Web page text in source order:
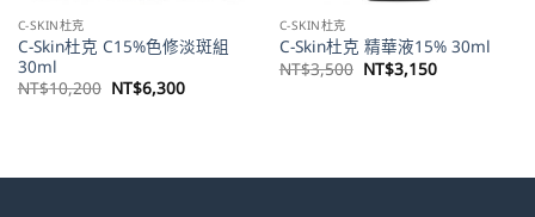
C-SKIN杜克
C-Skin杜克 C15%色修淡斑組
30ml
NT$10,200 原
始
NT$6,300目
前
C-SKIN杜克
C-Skin杜克 精華液15% 30ml
NT$3,500 原
始
NT$3,150目
前